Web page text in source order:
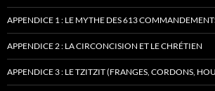
APPENDICE 1 : LE MYTHE DES 613
APPENDICE 2 : LA CIRCONCISION ET LE CHRÉTIEN
APPENDICE 3 : LE TZITZIT (FRANGES, CORDONS,